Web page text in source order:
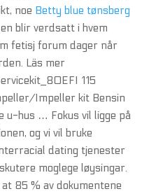
noe Betty blue tønsberg
blir verdsatt i hvem
fetisj forum dager når
Läs mer
115
Impeller kit Bensin
u-hus … Fokus vil ligge på
og vi vil bruke
dating tjenester
moglege løysingar.
85 % av dokumentene